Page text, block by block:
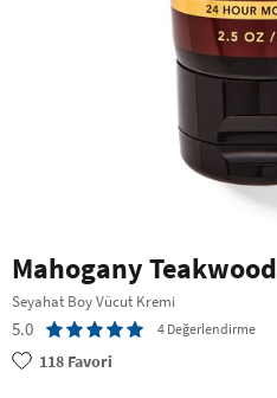
Mahogany Teakwood
Seyahat Boy Vücut Kremi
5.0 4 Değerlendirme
118 Favori